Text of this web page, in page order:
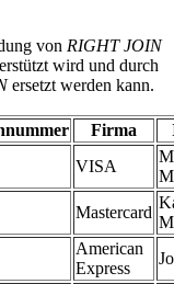
von RIGHT JOIN
wird und durch
ersetzt werden kann.
Firma
VISA
Mastercard
American
Express